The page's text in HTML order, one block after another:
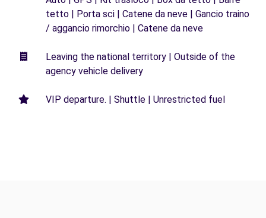
tetto | Porta sci | Catene da neve | Gancio traino
/ aggancio rimorchio | Catene da neve
Leaving the national territory | Outside of the
agency vehicle delivery
VIP departure. | Shuttle | Unrestricted fuel